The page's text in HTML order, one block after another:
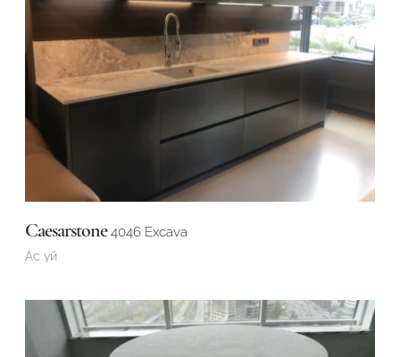
Caesarstone4046 Excava
Ас үй